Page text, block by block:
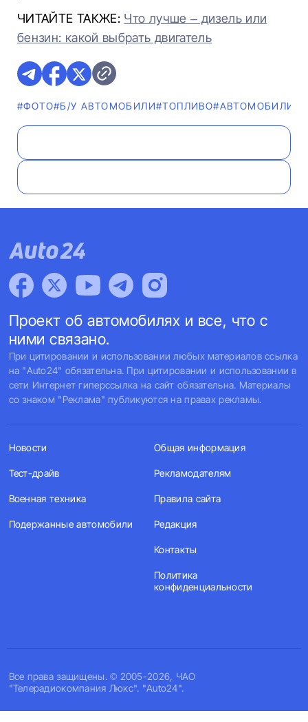
ЧИТАЙТЕ ТАКЖЕ: Что лучше – дизель или
бензин: какой выбрать двигатель
#ФОТО#Б/У АВТОМОБИЛИ#ТОПЛИВО
Проект об автомобилях и все, что с
ними связано.
При цитировании и использовании любых материалов ссылка
на "Auto24" обязательна. При цитировании и использовании в
сети Интернет гиперссылка на сайт обязательна. Материалы
со знаком "Реклама" публикуются на правах рекламы.
Все права защищены. © 2005-2026, ЧАО
"Телерадиокомпания Люкс". "Auto24".
Новости
Тест-драйв
Военная техника
Подержанные автомобили
Общая информация
Рекламодателям
Правила сайта
Редакция
Контакты
Политика
конфиденциальности